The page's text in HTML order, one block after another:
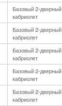
Базовый 2-дверный
кабриолет
Базовый 2-дверный
кабриолет
Базовый 2-дверный
кабриолет
Базовый 2-дверный
кабриолет
Базовый 2-дверный
кабриолет